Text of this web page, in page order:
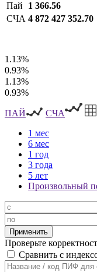
Пай
1 366.56
СЧА 4 872 427 352.70
1.13%
0.93%
1.13%
0.93%
ПАЙ
СЧА
1 мес
6 мес
1 год
3 года
5 лет
Произвольный
Проверьте
Сравнить с